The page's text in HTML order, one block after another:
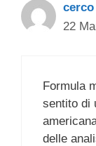
22
Formula
sentito di
delle